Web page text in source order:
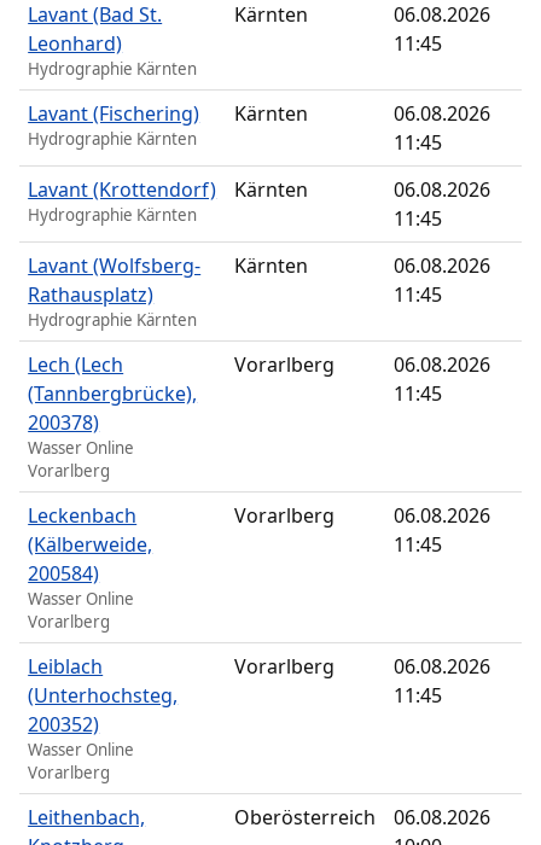
Lavant (Bad St.
Leonhard)
Hydrographie Kärnten
Kärnten
06.08.2026
11:45
Lavant (Fischering)
Hydrographie Kärnten
Kärnten
06.08.2026
11:45
Lavant (Krottendorf)
Hydrographie Kärnten
Kärnten
06.08.2026
11:45
Lavant (Wolfsberg-
Rathausplatz)
Hydrographie Kärnten
Kärnten
06.08.2026
11:45
Lech (Lech
(Tannbergbrücke),
200378)
Wasser Online
Vorarlberg
Vorarlberg
06.08.2026
11:45
Leckenbach
(Kälberweide,
200584)
Wasser Online
Vorarlberg
Vorarlberg
06.08.2026
11:45
Leiblach
(Unterhochsteg,
200352)
Wasser Online
Vorarlberg
Vorarlberg
06.08.2026
11:45
Leithenbach,
Oberösterreich
06.08.2026